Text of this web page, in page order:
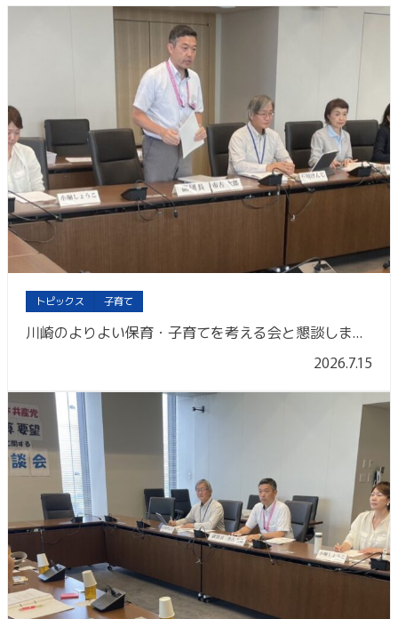
トピックス 子育て
川崎のよりよい保育・子育てを考える会と懇談しました
2026.7.15